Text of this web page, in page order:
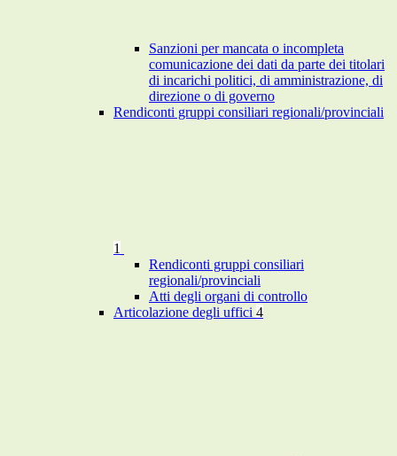
Sanzioni per mancata o incompleta
comunicazione dei dati da parte dei titolari
di incarichi politici, di amministrazione, di
direzione o di governo
Rendiconti gruppi consiliari regionali/provinciali
1
Rendiconti gruppi consiliari
regionali/provinciali
Atti degli organi di controllo
Articolazione degli uffici 4